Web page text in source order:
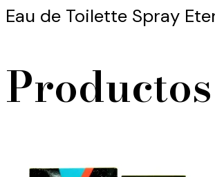
Eau de Toilette Spray